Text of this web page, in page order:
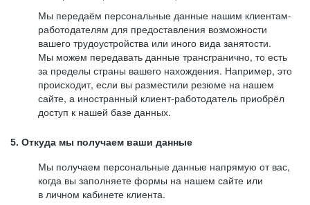
Мы передаём персональные данные нашим клиентам-
работодателям для предоставления возможности
вашего трудоустройства или иного вида занятости.
Мы можем передавать данные трансгранично, то есть
за пределы страны вашего нахождения. Например, это
происходит, если вы разместили резюме на нашем
сайте, а иностранный клиент-работодатель приобрёл
доступ к нашей базе данных.
5. Откуда мы получаем ваши данные
Мы получаем персональные данные напрямую от вас,
когда вы заполняете формы на нашем сайте или
в личном кабинете клиента.